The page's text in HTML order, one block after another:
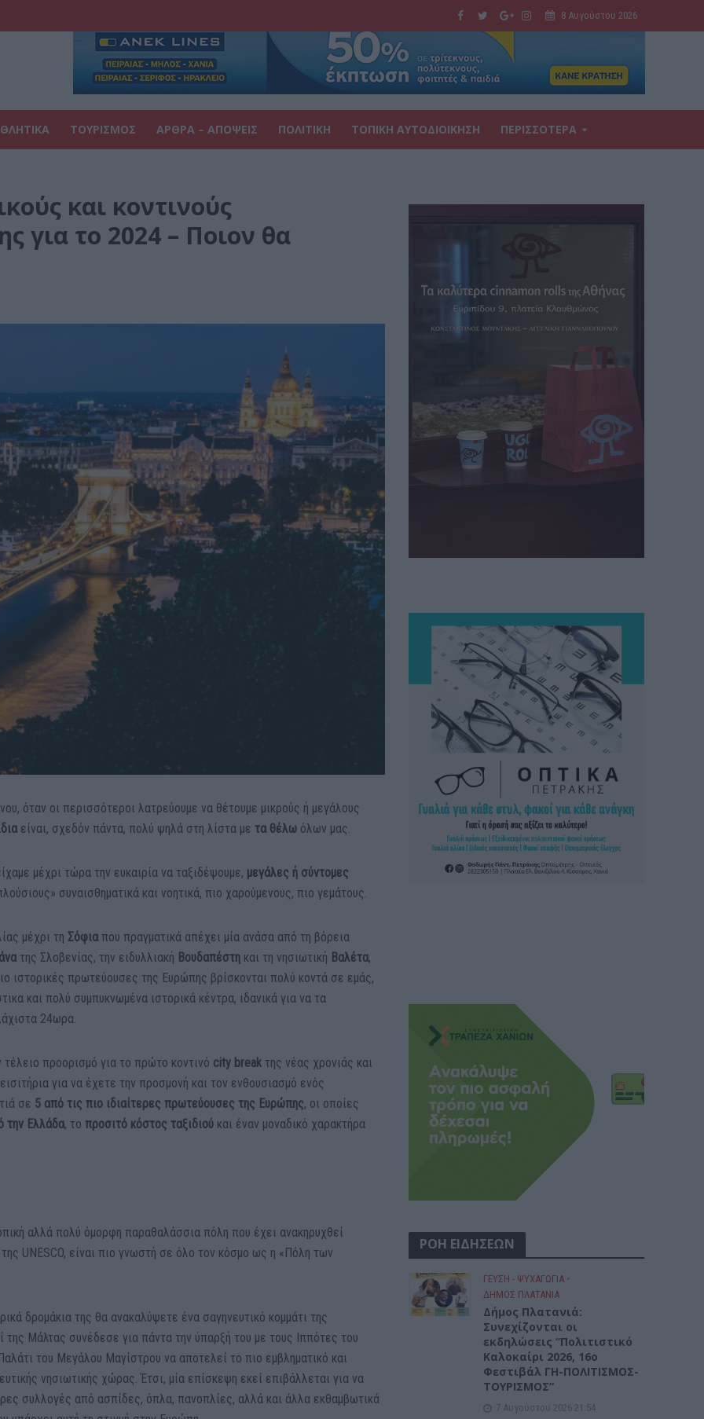
8 Αυγούστου 2026
ΤΟΥΡΙΣΜΟΣ ΑΡΘΡΑ – ΑΠΟΨΕΙΣ ΠΟΛΙΤΙΚΗ ΤΟΠΙΚΗ ΑΥΤΟΔΙΟΙΚΗΣΗ ΠΕΡΙΣΣΟΤΕΡΑ
και κοντινούς
για το 2024 – Ποιον θα
όταν οι περισσότεροι λατρεύουμε να θέτουμε μικρούς ή μεγάλους
είναι, σχεδόν πάντα, πολύ ψηλά στη λίστα μετα θέλω όλων μας.
μέχρι τώρα την ευκαιρία να ταξιδέψουμε, μεγάλες ή σύντομες
συναισθηματικά και νοητικά, πιο χαρούμενους, πιο γεμάτους.
μέχρι τη Σόφια που πραγματικά απέχει μία ανάσα από τη βόρεια
της Σλοβενίας, την ειδυλλιακή Βουδαπέστη και τη νησιωτική Βαλέτα,
ιστορικές πρωτεύουσες της Ευρώπης βρίσκονται πολύ κοντά σε εμάς,
και πολύ συμπυκνωμένα ιστορικά κέντρα, ιδανικά για να τα
24ωρα.
προορισμό για το πρώτο κοντινό city break της νέας χρονιάς και
για να έχετε την προσμονή και τον ενθουσιασμό ενός
σε 5 από τις πιο ιδιαίτερες πρωτεύουσες της Ευρώπης, οι οποίες
την Ελλάδα, το προσιτό κόστος ταξιδιού και έναν μοναδικό χαρακτήρα
αλλά πολύ όμορφη παραθαλάσσια πόλη που έχει ανακηρυχθεί
UNESCO, είναι πιο γνωστή σε όλο τον κόσμο ως η «Πόλη των
δρομάκια της θα ανακαλύψετε ένα σαγηνευτικό κομμάτι της
της Μάλτας συνέδεσε για πάντα την ύπαρξή του με τους Ιππότες του
του Μεγάλου Μαγίστρου να αποτελεί το πιο εμβληματικό και
νησιωτικής χώρας. Έτσι, μία επίσκεψη εκεί επιβάλλεται για να
συλλογές από ασπίδες, όπλα, πανοπλίες, αλλά και άλλα εκθαμβωτικά
ΡΟΗ ΕΙΔΗΣΕΩΝ
ΓΕΎΣΗ - ΨΥΧΑΓΩΓΊΑ •
ΔΉΜΟΣ ΠΛΑΤΑΝΙΆ
Δήμος Πλατανιά:
Συνεχίζονται οι
εκδηλώσεις “Πολιτιστικό
Καλοκαίρι 2026, 16ο
Φεστιβάλ ΓΗ-ΠΟΛΙΤΙΣΜΟΣ-
ΤΟΥΡΙΣΜΟΣ”
7 Αυγούστου 2026 21:54